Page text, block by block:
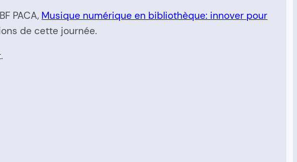
PACA, Musique numérique en bibliothèque: innover pour
de cette journée.